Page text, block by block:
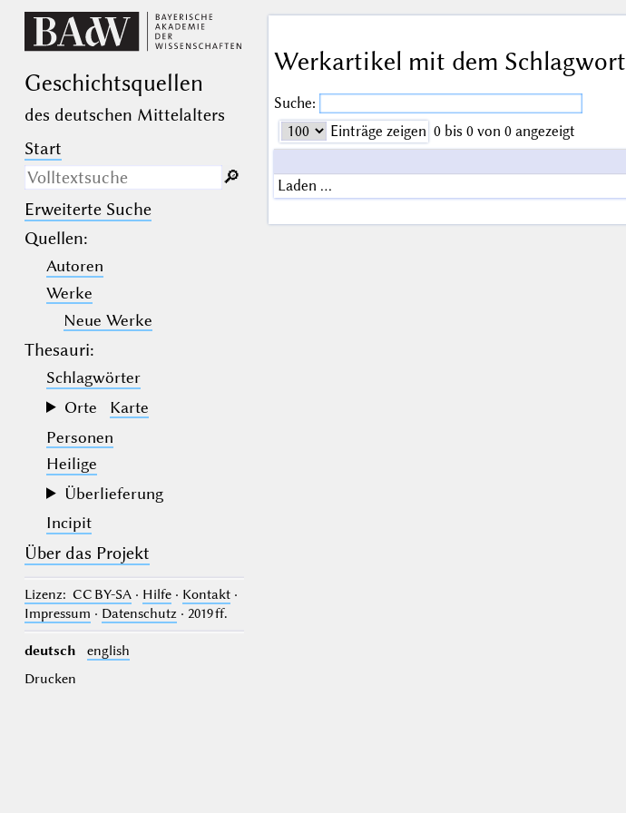
Geschichts­quellen
des deutschen Mittelalters
Start
Nur in Beschreibungs­texten
suchen
(der Unterstrich) ist Platzhalter für
genau ein Zeichen.
(das Prozentzeichen) ist Platzhalter
für kein, ein oder mehr als ein
Zeichen.
🔎︎
Erweiterte Suche
Quellen:
Autoren
Werke
Neue Werke
Thesauri:
Schlagwörter
Orte
Karte
Personen
Heilige
Überlieferung
Incipit
Über das Projekt
Lizenz: CC BY-SA· Hilfe· Kontakt·
Impressum · Datenschutz· 2019 ff.
deutsch
english
Drucken
Werkartikel mit dem Schlagwort
Suche:
Einträge zeigen 0 bis 0 von 0 angezeigt
Laden …